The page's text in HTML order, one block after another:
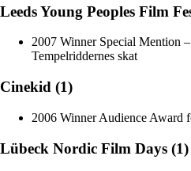
Leeds Young Peoples Film
2007 Winner Special Mention
Tempelriddernes skat
Cinekid (1)
2006 Winner Audience Award
Lübeck Nordic Film Days (1)